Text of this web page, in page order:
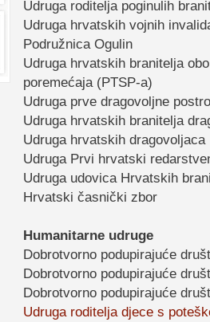
Udruga roditelja poginulih
Udruga hrvatskih vojnih
Podružnica Ogulin
Udruga hrvatskih branitelja
poremećaja (PTSP-a)
Udruga prve dragovoljne
Udruga hrvatskih branitelja
Udruga hrvatskih
Udruga Prvi hrvatski
Udruga udovica Hrvatskih
Hrvatski časnički zbor
Humanitarne udruge
Dobrotvorno podupirajuće
Dobrotvorno podupirajuće
Dobrotvorno podupirajuće
Udruga roditelja djece s